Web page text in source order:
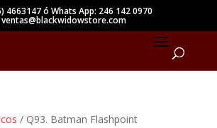
4663147 ó Whats App: 246 142 0970
ventas@blackwidowstore.com
/ Q93. Batman Flashpoint